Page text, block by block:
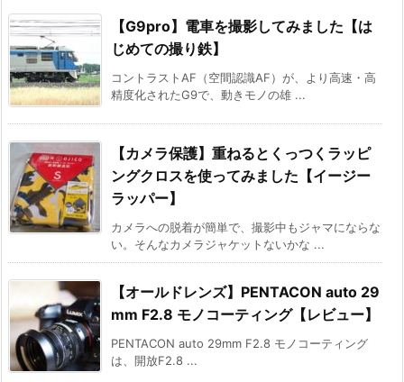
【G9pro】電車を撮影してみました【は
じめての撮り鉄】
コントラストAF（空間認識AF）が、より高速・高
精度化されたG9で、動きモノの雄 ...
【カメラ保護】重ねるとくっつくラッピ
ングクロスを使ってみました【イージー
ラッパー】
カメラへの脱着が簡単で、撮影中もジャマにならな
い。そんなカメラジャケットないかな ...
【オールドレンズ】PENTACON auto 29
mm F2.8 モノコーティング【レビュー】
PENTACON auto 29mm F2.8 モノコーティング
は、開放F2.8 ...